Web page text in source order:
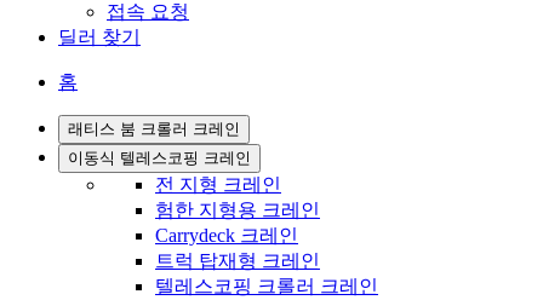
접속 요청
딜러 찾기
홈
래티스 붐 크롤러 크레인
이동식 텔레스코핑 크레인
전 지형 크레인
험한 지형용 크레인
Carrydeck 크레인
트럭 탑재형 크레인
텔레스코핑 크롤러 크레인